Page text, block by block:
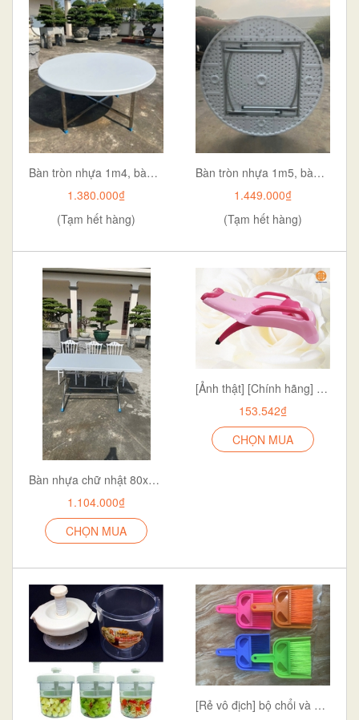
Bàn tròn nhựa 1m4, bàn nhựa 1m4 giá rẻ, bàn nhựa lớn, bàn tròn cao cấp, bàn nhựa cho quán ăn aladanh-net-vn
1.380.000₫
(Tạm hết hàng)
Bàn tròn nhựa 1m5, bàn nhựa 1m5 giá tốt bàn nhựa lớn, bàn tròn cao cấp, bàn nhựa cho quán ăn
1.449.000₫
(Tạm hết hàng)
Bàn nhựa chữ nhật 80x1m4 chân liền – Bền đẹp, tiện lợi cho mọi không gian
1.104.000₫
CHỌN MUA
[Ảnh thật] [Chính hãng] [Rẻ vô địch] Ghế gội đầu cho bé
153.542₫
CHỌN MUA
[Rẻ vô địch] bộ chổi và đồ hốt rác để bàn tiện dụng hàng của công ty nhựa Thuận Thành